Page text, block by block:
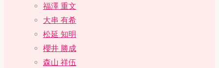
福澤 重文
大串 有希
松延 知明
櫻井 勝成
森山 祥伍